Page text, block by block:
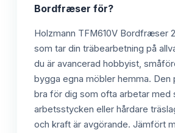
Bordfræser för?
Holzmann TFM610V Bordfræser
som tar din träbearbetning på
du är avancerad hobbyist,
bygga egna möbler hemma. Den
bra för dig som ofta arbetar med
arbetsstycken eller hårdare
och kraft är avgörande. Jämfört